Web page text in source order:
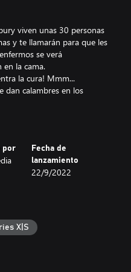
viven unas 30 personas
y te llamarán para que les
se verá
en la cama.
la cura! Mmm...
dan calambres en los
gelatina! Esta es
adecuado, reúne
tu martillo, hacha u
y ataques con los que
una tormenta de nieve
obtener materiales. A
la misma facilidad con la
esos terribles monstruos
por
Fecha de
lanzamiento
22/9/2022
X|S